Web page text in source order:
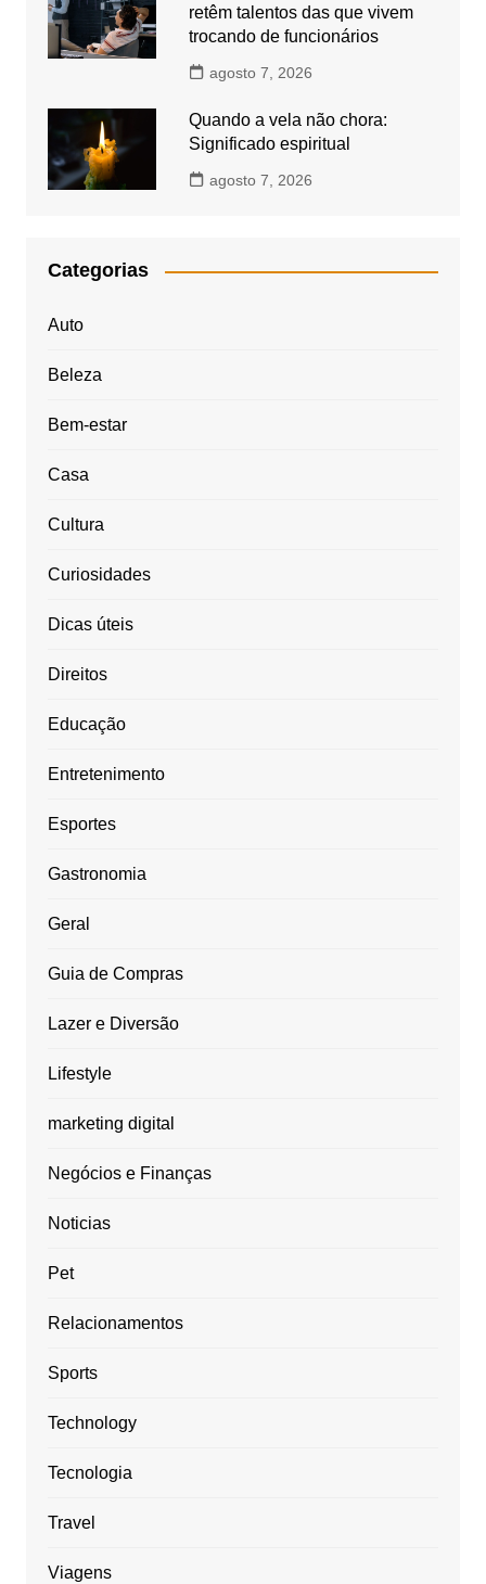
retêm talentos das que vivem
trocando de funcionários
agosto 7, 2026
Quando a vela não chora:
Significado espiritual
agosto 7, 2026
Categorias
Auto
Beleza
Bem-estar
Casa
Cultura
Curiosidades
Dicas úteis
Direitos
Educação
Entretenimento
Esportes
Gastronomia
Geral
Guia de Compras
Lazer e Diversão
Lifestyle
marketing digital
Negócios e Finanças
Noticias
Pet
Relacionamentos
Sports
Technology
Tecnologia
Travel
Viagens